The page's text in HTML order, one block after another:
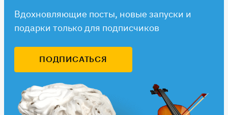
Вдохновляющие посты, новые запуски и
подарки только для подписчиков
ПОДПИСАТЬСЯ